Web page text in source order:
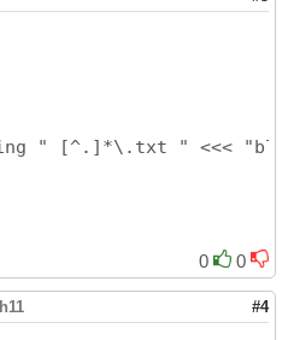
" [^.]*\.txt " <<<
0 0
#4